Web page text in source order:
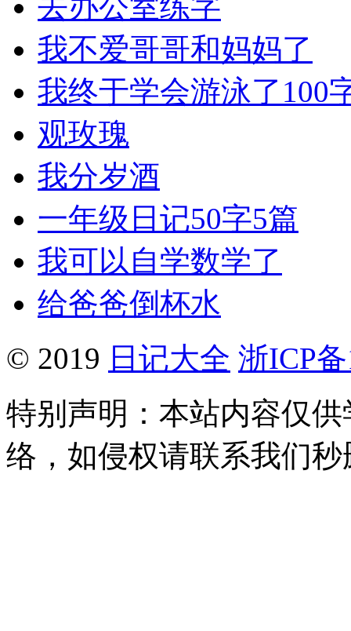
去办公室练字
我不爱哥哥和妈妈了
我终于学会游泳了100
观玫瑰
我分岁酒
一年级日记50字5篇
我可以自学数学了
给爸爸倒杯水
© 2019 日记大全 浙ICP
特别声明：本站内容仅
络，如侵权请联系我们秒